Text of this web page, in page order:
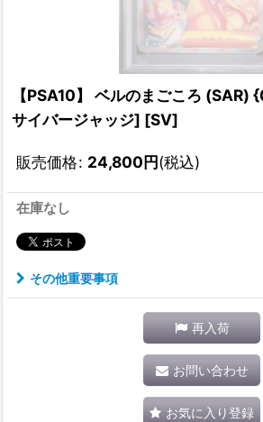
【PSA10】 ベルのまごころ
サイバージャッジ] [SV]
販売価格: 24,800円(税込)
在庫なし
その他重要事項
再入荷
お問い合わせ
お気に入り登録